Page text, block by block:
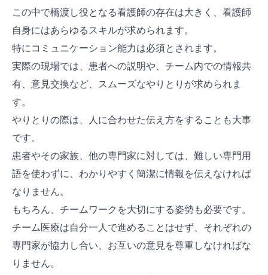
この中で橋渡し役となる看護師の存在は大きく、看護師
自身にはあらゆるスキルが求められます。
特にコミュニケーション能力は必須とされます。
実際の現場では、患者への説明や、チーム内での情報共
有、意見交換など、スムーズなやりとりが求められま
す。
やりとりの際は、人に合わせた伝え方をすることも大事
です。
患者やその家族、他の専門家に対しては、難しい専門用
語を使わずに、わかりやすく簡潔に情報を伝えなければ
なりません。
もちろん、チームワークを大切にする姿勢も必要です。
チーム医療は自分一人で進めることはせず、それぞれの
専門家が協力し合い、お互いの意見を尊重しなければな
りません。